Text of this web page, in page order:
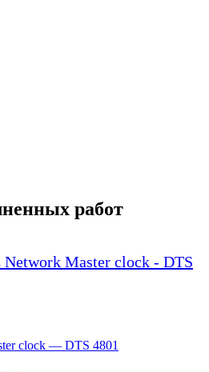
работ
Master clock - DTS
clock — DTS 4801